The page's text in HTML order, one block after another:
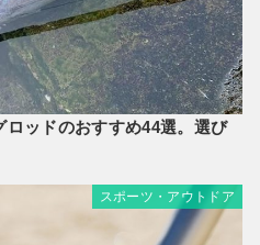
ロッドのおすすめ44選。選び
スポーツ・アウトドア